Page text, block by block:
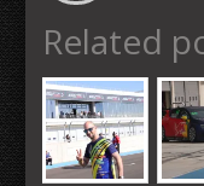
Related